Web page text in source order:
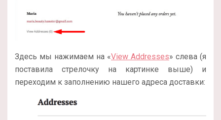
Здесь мы нажимаем на «View Addresses» слева (я
поставила стрелочку на картинке выше) и
переходим к заполнению нашего адреса доставки: